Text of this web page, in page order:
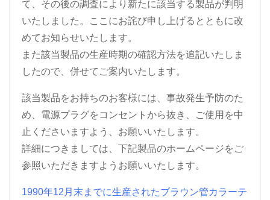
て、その後の調査により新たに該当する製品が判明
いたしました。ここにお詫び申し上げるとともに改
めてお知らせいたします。
また該当製品の生産時期の確認方法を追記いたしま
したので、併せてご案内いたします。
該当製品をお持ちのお客様には、事故発生予防のた
め、電源プラグをコンセントから抜き、ご使用を中
止くださいますよう、お願いいたします。
詳細につきましては、下記製品のホームページをご
参照いただきますようお願いいたします。
1990年12月末までに生産されたブラウン管カラーテ